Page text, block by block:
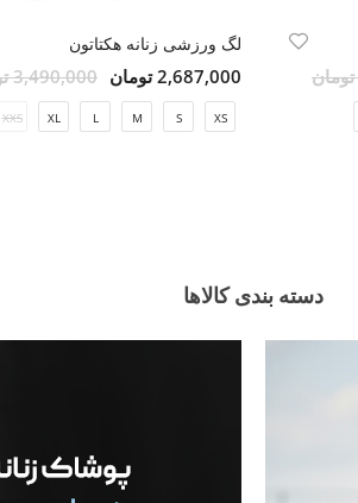
لگ ورزشی زنانه هکتاتون
2,687,000 تومان 3,490,000 تومان
XS
S
M
L
XL
XXS
دسته بندی کالاها